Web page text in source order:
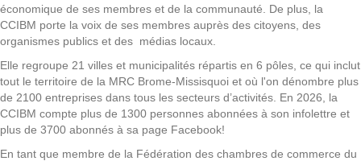
économique de ses membres et de la communauté. De plus, la
CCIBM porte la voix de ses membres auprès des citoyens, des
organismes publics et des médias locaux.
Elle regroupe 21 villes et municipalités répartis en 6 pôles, ce qui inclut
tout le territoire de la MRC Brome-Missisquoi et où l'on dénombre plus
de 2100 entreprises dans tous les secteurs d’activités. En 2026, la
CCIBM compte plus de 1300 personnes abonnées à son infolettre et
plus de 3700 abonnés à sa page Facebook!
En tant que membre de la Fédération des chambres de commerce du